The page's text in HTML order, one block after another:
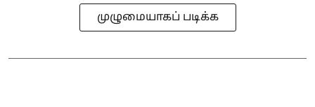
முழுமையாகப் படிக்க